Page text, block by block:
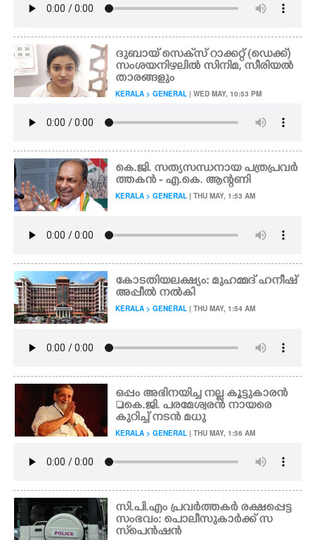
ദുബായ് സെക്‌സ് റാക്കറ്റ്‌ (ഡെക്ക്)​
സംശയനിഴലിൽ സിനിമ, സീരിയൽ
താരങ്ങളും
KERALA > GENERAL | WED MAY, 10:53 PM
കെ.ജി. സത്യസന്ധനായ പത്രപ്രവർ
ത്തകൻ - എ.കെ. ആന്റണി
KERALA > GENERAL | THU MAY, 1:53 AM
കോടതിയലക്ഷ്യം: മുഹമ്മദ് ഹനീഷ്
അപ്പീൽ നൽകി
KERALA > GENERAL | THU MAY, 1:54 AM
ഒപ്പം അഭിനയിച്ച നല്ല കൂട്ടുകാരൻ
കെ.ജി. പരമേശ്വരൻ നായരെ
കുറിച്ച് നടൻ മധു
KERALA > GENERAL | THU MAY, 1:56 AM
സി.പി.എം പ്രവർത്തകർ രക്ഷപ്പെട്ട
സംഭവം: പൊലീസുകാർക്ക് സ
സ്‌പെൻഷൻ